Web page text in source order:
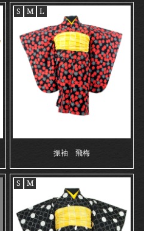
S M L
振袖 飛梅
S M